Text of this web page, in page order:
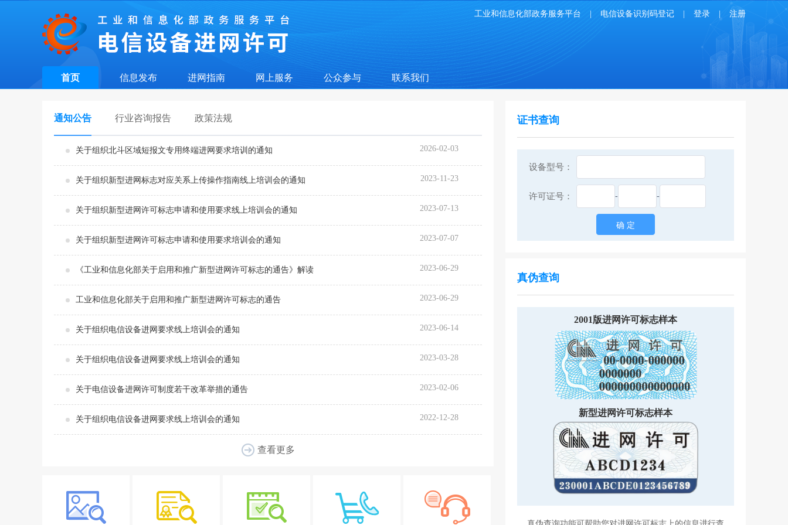
工业和信息化部政务服务平台 电信设备识别码登记 登录 注册
首页 信息发布 进网指南 网上服务 公众参与 联系我们
通知公告 行业咨询报告 政策法规
关于组织北斗区域短报文专用终端进网要求培训的通知 2026-02-03
关于组织新型进网标志对应关系上传操作指南线上培训会的通知 2023-11-23
关于组织新型进网许可标志申请和使用要求线上培训会的通知 2023-07-13
关于组织新型进网许可标志申请和使用要求培训会的通知 2023-07-07
《工业和信息化部关于启用和推广新型进网许可标志的通告》解读 2023-06-29
工业和信息化部关于启用和推广新型进网许可标志的通告 2023-06-29
关于组织电信设备进网要求线上培训会的通知 2023-06-14
关于组织电信设备进网要求线上培训会的通知 2023-03-28
关于电信设备进网许可制度若干改革举措的通告 2023-02-06
关于组织电信设备进网要求线上培训会的通知 2022-12-28
查看更多
证书查询
设备型号：
许可证号： - -
确 定
真伪查询
2001版进网许可标志样本
新型进网许可标志样本